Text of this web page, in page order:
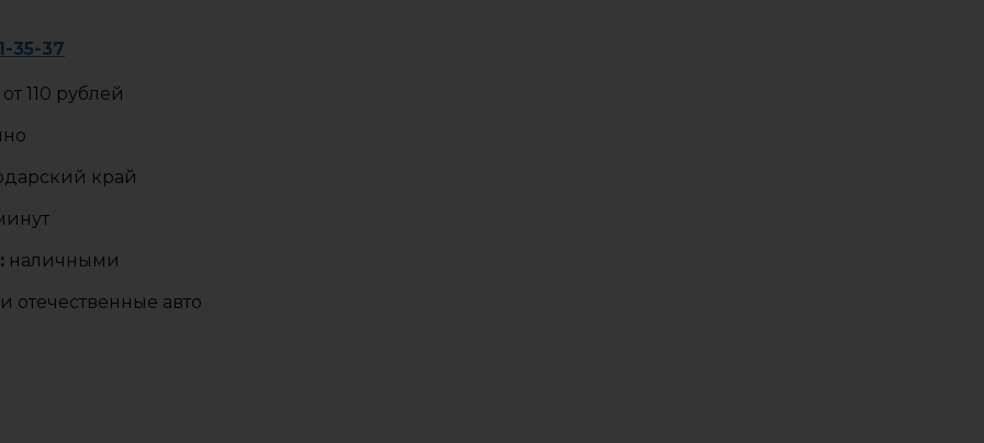
35-37
от 110 рублей
край
наличными
отечественные авто